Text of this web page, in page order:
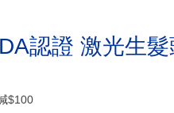
認證 激光生髮
$100